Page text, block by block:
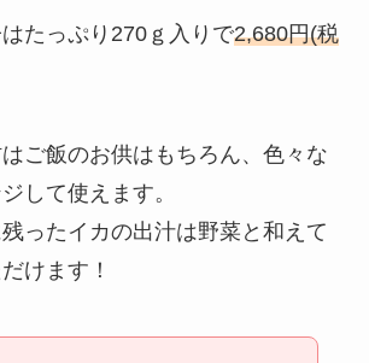
たっぷり270ｇ入りで2,680円(税
ご飯のお供はもちろん、色々な
して使えます。
ったイカの出汁は野菜と和えて
けます！